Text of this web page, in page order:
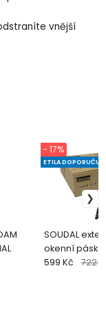
vnější
SOUDAL
okenní
ETILA
- 17%
599 Kč 722